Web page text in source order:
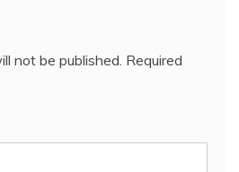
not be published. Required